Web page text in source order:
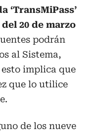
‘TransMiPass’
20 de marzo
podrán
al Sistema,
esto implica que
que lo utilice
de los nueve